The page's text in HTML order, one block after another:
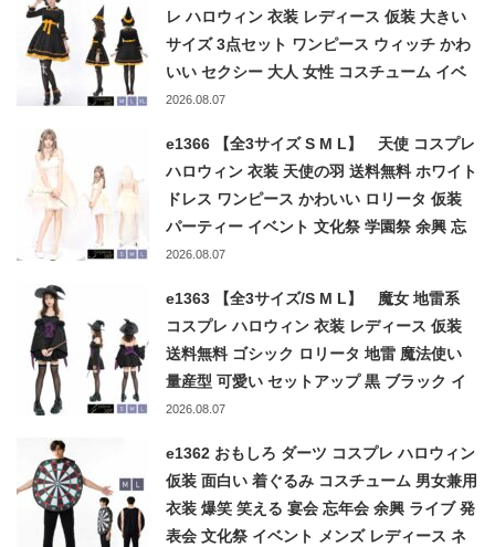
レ ハロウィン 衣装 レディース 仮装 大きい
サイズ 3点セット ワンピース ウィッチ かわ
いい セクシー 大人 女性 コスチューム イベ
ント パーティー 学園祭 文化祭 忘年会 ブラ
2026.08.07
e1366 【全3サイズ S M L】 天使 コスプレ
ハロウィン 衣装 天使の羽 送料無料 ホワイト
ドレス ワンピース かわいい ロリータ 仮装
パーティー イベント 文化祭 学園祭 余興 忘
年会 クリスマス 結婚式 白 羽根 翼 エンジェ
2026.08.07
e1363 【全3サイズ/S M L】 魔女 地雷系
コスプレ ハロウィン 衣装 レディース 仮装
送料無料 ゴシック ロリータ 地雷 魔法使い
量産型 可愛い セットアップ 黒 ブラック イ
ベント 文化祭 忘年会 パーティー 小悪魔 セ
2026.08.07
e1362 おもしろ ダーツ コスプレ ハロウィン
仮装 面白い 着ぐるみ コスチューム 男女兼用
衣装 爆笑 笑える 宴会 忘年会 余興 ライブ 発
表会 文化祭 イベント メンズ レディース ネ